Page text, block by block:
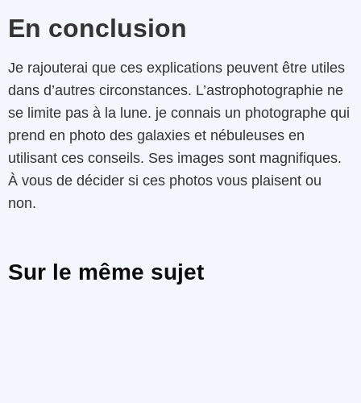
En conclusion
Je rajouterai que ces explications peuvent être utiles
dans d’autres circonstances. L’astrophotographie ne
se limite pas à la lune. je connais un photographe qui
prend en photo des galaxies et nébuleuses en
utilisant ces conseils. Ses images sont magnifiques.
À vous de décider si ces photos vous plaisent ou
non.
Sur le même sujet